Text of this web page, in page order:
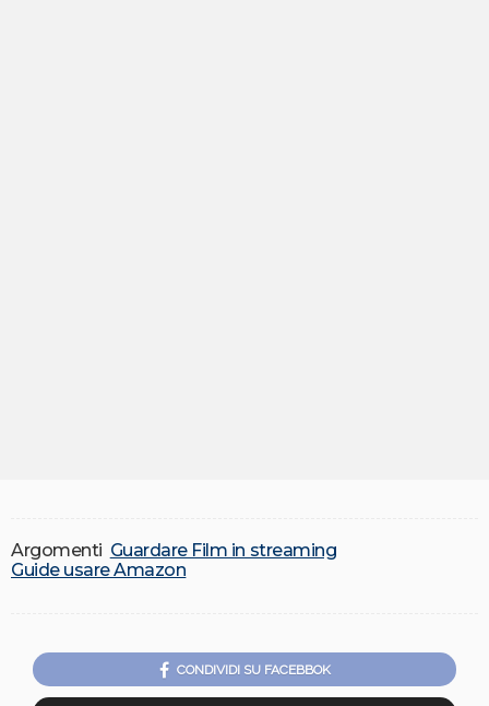
Argomenti Guardare Film in streaming
Guide usare Amazon
CONDIVIDI SU FACEBBOK